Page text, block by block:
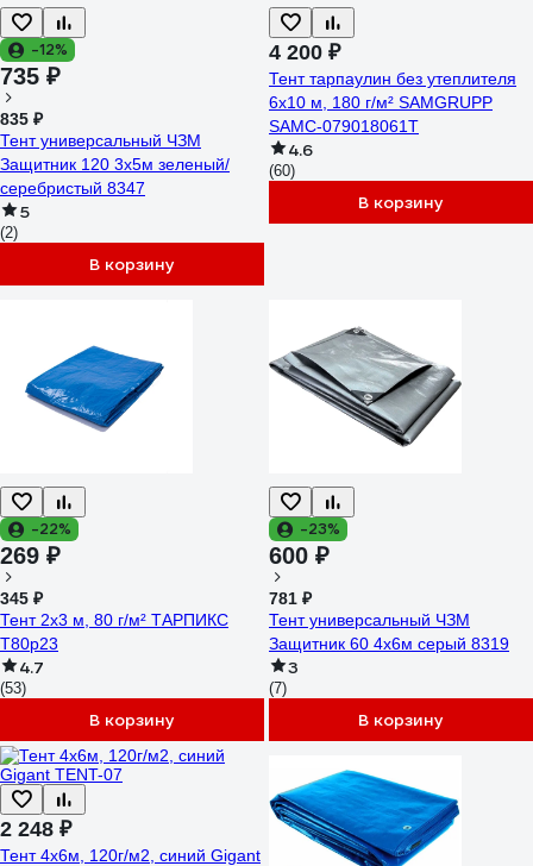
-12%
735 ₽
835 ₽
Тент универсальный ЧЗМ
Защитник 120 3х5м зеленый/
серебристый 8347
5
(2)
В корзину
4 200 ₽
Тент тарпаулин без утеплителя
6x10 м, 180 г/м² SAMGRUPP
SAMC-079018061Т
4.6
(60)
В корзину
-22%
269 ₽
345 ₽
Тент 2x3 м, 80 г/м² ТАРПИКС
Т80р23
4.7
(53)
В корзину
-23%
600 ₽
781 ₽
Тент универсальный ЧЗМ
Защитник 60 4х6м серый 8319
3
(7)
В корзину
2 248 ₽
Тент 4х6м, 120г/м2, синий Gigant